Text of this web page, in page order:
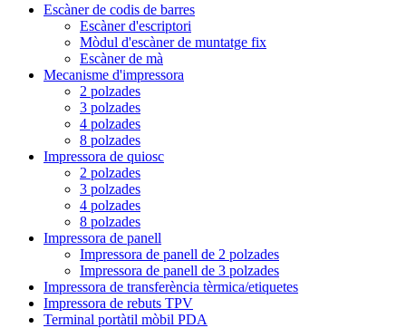
Escàner de codis de barres
Escàner d'escriptori
Mòdul d'escàner de muntatge fix
Escàner de mà
Mecanisme d'impressora
2 polzades
3 polzades
4 polzades
8 polzades
Impressora de quiosc
2 polzades
3 polzades
4 polzades
8 polzades
Impressora de panell
Impressora de panell de 2 polzades
Impressora de panell de 3 polzades
Impressora de transferència tèrmica/etiquetes
Impressora de rebuts TPV
Terminal portàtil mòbil PDA